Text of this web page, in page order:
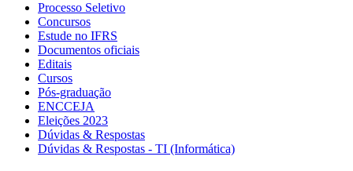
Processo Seletivo
Concursos
Estude no IFRS
Documentos oficiais
Editais
Cursos
Pós-graduação
ENCCEJA
Eleições 2023
Dúvidas & Respostas
Dúvidas & Respostas - TI (Informática)